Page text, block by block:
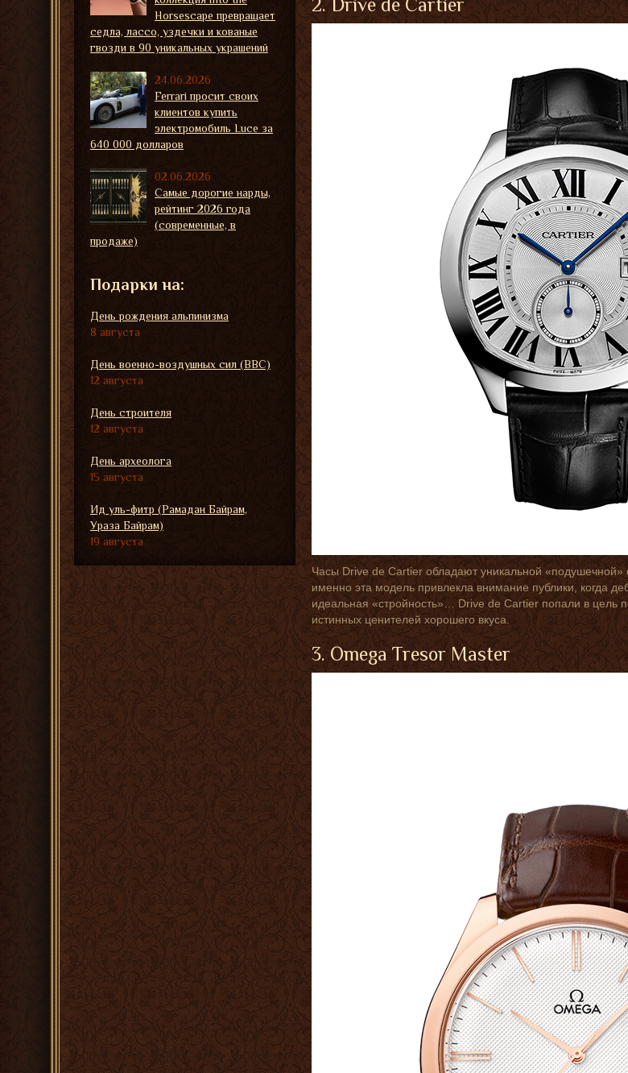
2. Drive de Cartier
Часы Drive de Cartier обладают уникальной
именно эта модель привлекла внимание публики, когда
идеальная «стройность»… Drive de Cartier попали в цель
истинных ценителей хорошего вкуса.
3. Omega Tresor Master
Horsescape превращает
седла, лассо, уздечки и кованые
гвозди в 90 уникальных украшений
24.06.2026
Ferrari просит своих
клиентов купить
электромобиль Luce за
640 000 долларов
02.06.2026
Самые дорогие нарды,
рейтинг 2026 года
(современные, в
продаже)
Подарки на:
День рождения альпинизма
8 августа
День военно-воздушных сил (ВВС)
12 августа
День строителя
12 августа
День археолога
15 августа
Ид уль-фитр (Рамадан Байрам,
Ураза Байрам)
19 августа